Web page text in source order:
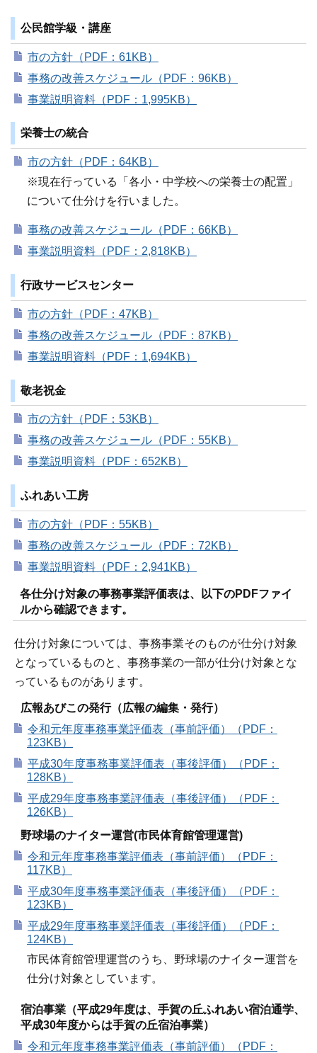
公民館学級・講座
市の方針（PDF：61KB）
事務の改善スケジュール（PDF：96KB）
事業説明資料（PDF：1,995KB）
栄養士の統合
市の方針（PDF：64KB）
※現在行っている「各小・中学校への栄養士の配置」
について仕分けを行いました。
事務の改善スケジュール（PDF：66KB）
事業説明資料（PDF：2,818KB）
行政サービスセンター
市の方針（PDF：47KB）
事務の改善スケジュール（PDF：87KB）
事業説明資料（PDF：1,694KB）
敬老祝金
市の方針（PDF：53KB）
事務の改善スケジュール（PDF：55KB）
事業説明資料（PDF：652KB）
ふれあい工房
市の方針（PDF：55KB）
事務の改善スケジュール（PDF：72KB）
事業説明資料（PDF：2,941KB）
各仕分け対象の事務事業評価表は、以下のPDFファイ
ルから確認できます。
仕分け対象については、事務事業そのものが仕分け対象
となっているものと、事務事業の一部が仕分け対象とな
っているものがあります。
広報あびこの発行（広報の編集・発行）
令和元年度事務事業評価表（事前評価）（PDF：
123KB）
平成30年度事務事業評価表（事後評価）（PDF：
128KB）
平成29年度事務事業評価表（事後評価）（PDF：
126KB）
野球場のナイター運営(市民体育館管理運営)
令和元年度事務事業評価表（事前評価）（PDF：
117KB）
平成30年度事務事業評価表（事後評価）（PDF：
123KB）
平成29年度事務事業評価表（事後評価）（PDF：
124KB）
市民体育館管理運営のうち、野球場のナイター運営を
仕分け対象としています。
宿泊事業（平成29年度は、手賀の丘ふれあい宿泊通学、
平成30年度からは手賀の丘宿泊事業）
令和元年度事務事業評価表（事前評価）（PDF：